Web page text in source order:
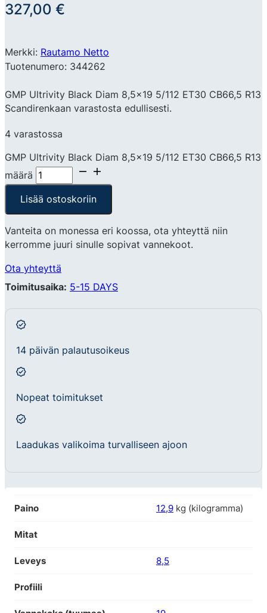
327,00 €
Merkki: Rautamo Netto
Tuotenumero: 344262
GMP Ultrivity Black Diam 8,5×19 5/112 ET30 CB66,5 R13
Scandirenkaan varastosta edullisesti.
4 varastossa
GMP Ultrivity Black Diam 8,5x19 5/112 ET30 CB66,5 R13
määrä
Lisää ostoskoriin
Vanteita on monessa eri koossa, ota yhteyttä niin
kerromme juuri sinulle sopivat vannekoot.
Ota yhteyttä
Toimitusaika: 5-15 DAYS
14 päivän palautusoikeus
Nopeat toimitukset
Laadukas valikoima turvalliseen ajoon
Paino 12,9 kg (kilogramma)
Mitat
Leveys 8,5
Profiili